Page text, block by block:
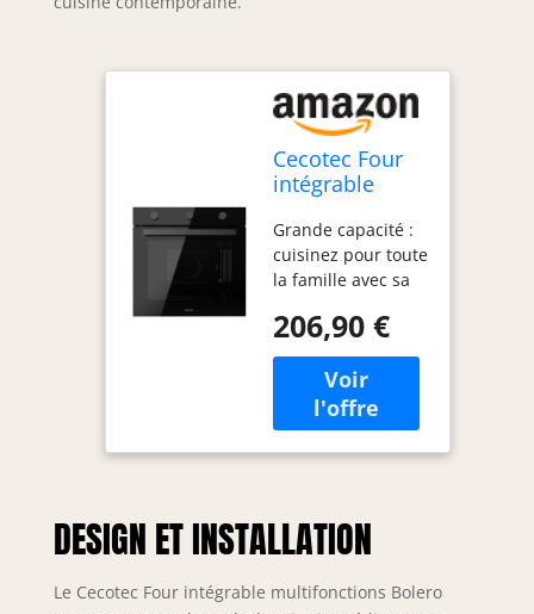
Cecotec Four
intégrable
Bolero Hexa
M236000 Glass
Black Time
multifonctions
Capacité de 70
L, 6 fonctions,
classe A, 2800
W
Grande capacité :
cuisinez pour toute
la famille avec sa
70 litres et ses 5
positions de
plateaux. 6
fonctions :
Dégivrage,
Conventionnel,
Convection + Gril,
Mode Eco. Cooling
Fan : système de
ventilation d’air
206,90 €
DESIGN ET INSTALLATION
Le Cecotec Four intégrable multifonctions Bolero